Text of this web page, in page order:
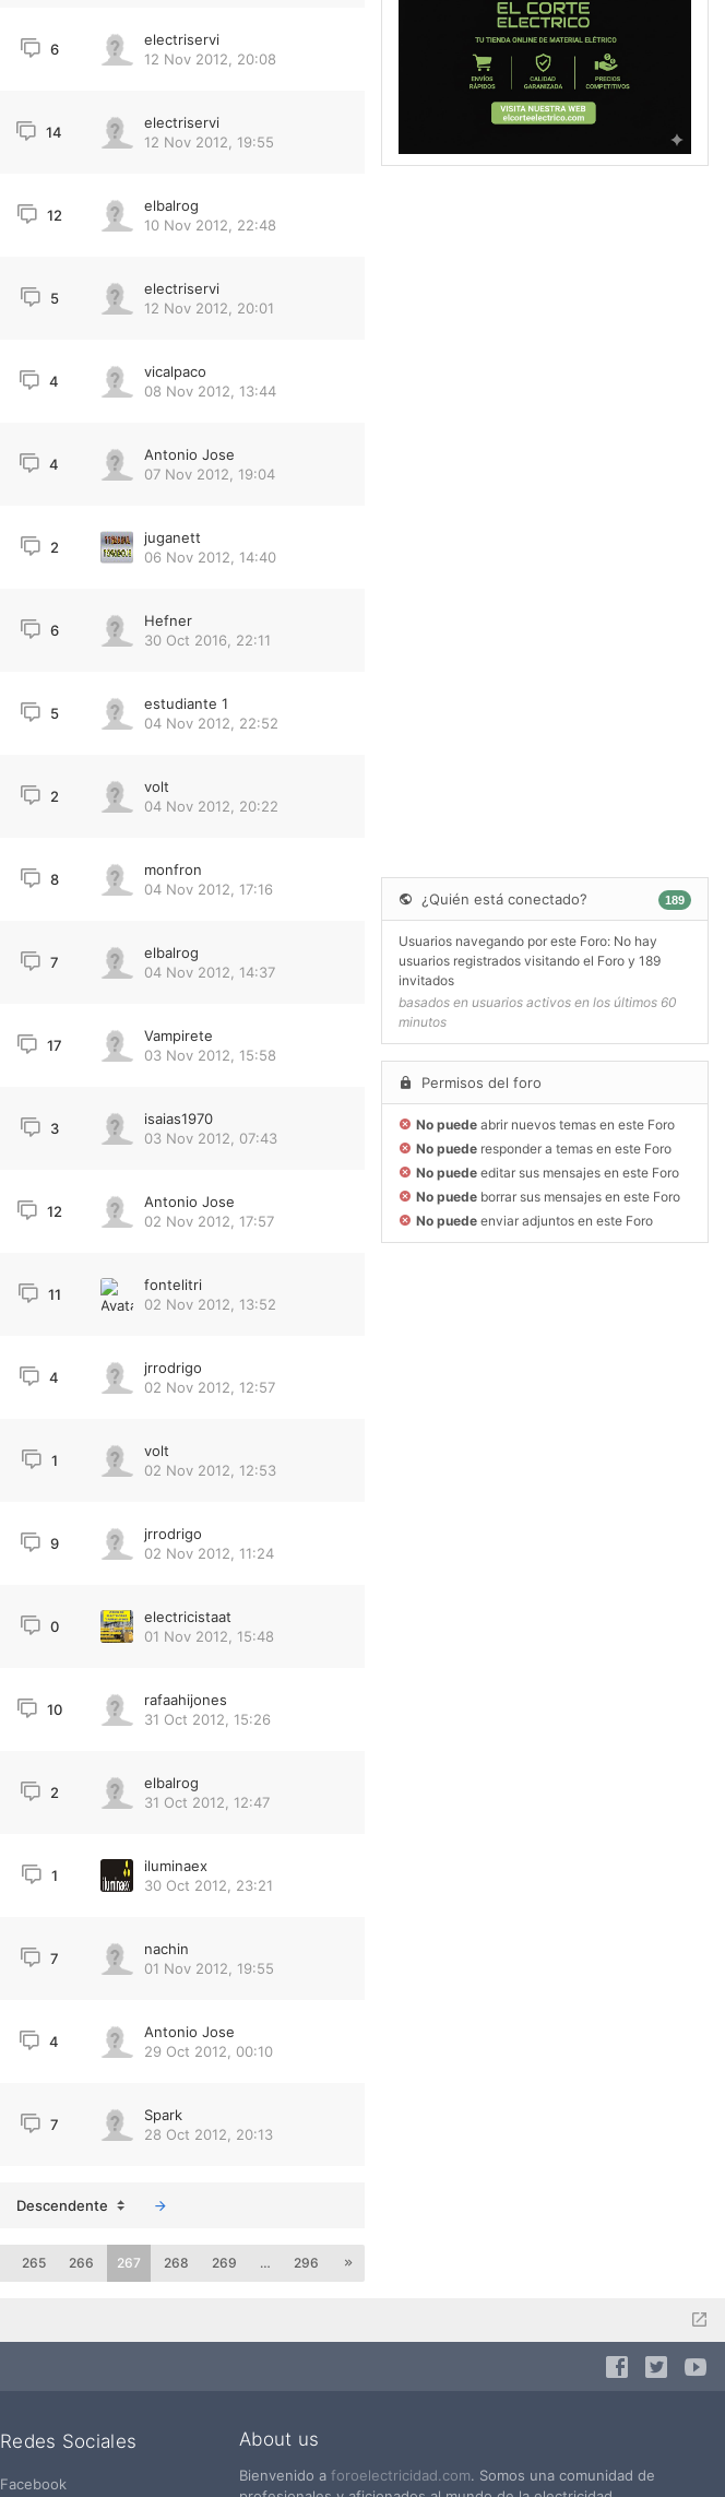
6
electriservi
12 Nov 2012, 20:08
14
electriservi
12 Nov 2012, 19:55
12
elbalrog
10 Nov 2012, 22:48
5
electriservi
12 Nov 2012, 20:01
4
vicalpaco
08 Nov 2012, 13:44
4
Antonio Jose
07 Nov 2012, 19:04
2
juganett
06 Nov 2012, 14:40
6
Hefner
30 Oct 2016, 22:11
5
estudiante 1
04 Nov 2012, 22:52
2
volt
04 Nov 2012, 20:22
8
monfron
04 Nov 2012, 17:16
7
elbalrog
04 Nov 2012, 14:37
17
Vampirete
03 Nov 2012, 15:58
3
isaias1970
03 Nov 2012, 07:43
12
Antonio Jose
02 Nov 2012, 17:57
11
fontelitri
02 Nov 2012, 13:52
4
jrrodrigo
02 Nov 2012, 12:57
1
volt
02 Nov 2012, 12:53
9
jrrodrigo
02 Nov 2012, 11:24
0
electricistaat
01 Nov 2012, 15:48
10
rafaahijones
31 Oct 2012, 15:26
2
elbalrog
31 Oct 2012, 12:47
1
iluminaex
30 Oct 2012, 23:21
7
nachin
01 Nov 2012, 19:55
4
Antonio Jose
29 Oct 2012, 00:10
7
Spark
28 Oct 2012, 20:13
Descendente
265 266 267 268 269 … 296
¿Quién está conectado? 189
Usuarios navegando por este Foro: No hay
usuarios registrados visitando el Foro y 189
invitados
basados en usuarios activos en los últimos 60
minutos
Permisos del foro
No puede abrir nuevos temas en este Foro
No puede responder a temas en este Foro
No puede editar sus mensajes en este Foro
No puede borrar sus mensajes en este Foro
No puede enviar adjuntos en este Foro
Redes Sociales
Facebook
About us
Bienvenido a foroelectricidad.com. Somos una comunidad de